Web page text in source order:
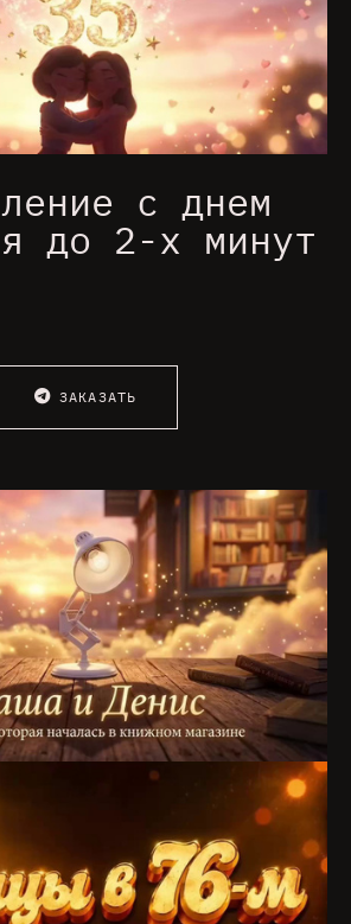
с днем
до 2-х минут
ЗАКАЗАТЬ